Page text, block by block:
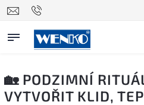
🏡 PODZIMNÍ
VYTVOŘIT KLID,